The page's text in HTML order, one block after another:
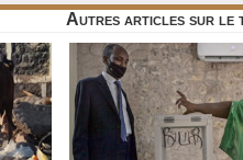
Autres articles sur le